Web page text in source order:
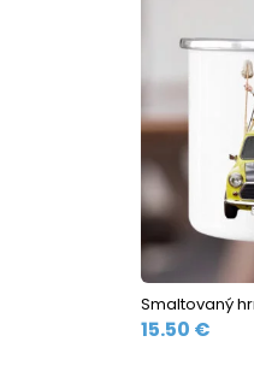
Smaltovaný
15.50 €